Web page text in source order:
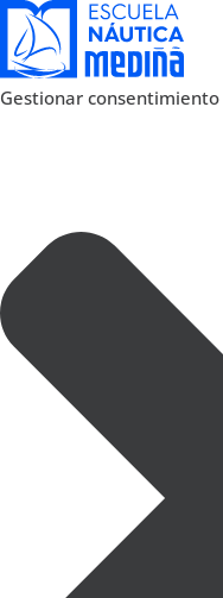
Gestionar consentimiento